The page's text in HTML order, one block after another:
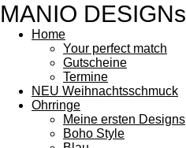
MANIO DESIGNs
Home
Your perfect match
Gutscheine
Termine
NEU Weihnachtsschmuck
Ohrringe
Meine ersten Designs
Boho Style